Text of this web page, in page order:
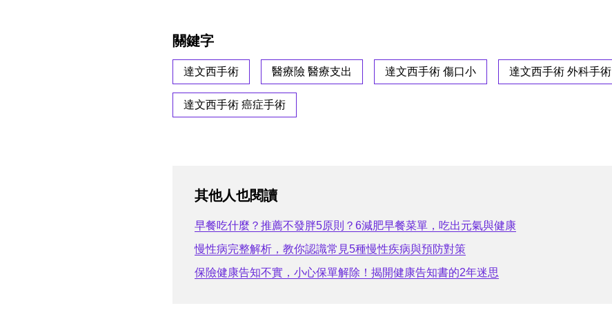
關鍵字
達文西手術 醫療險 醫療支出 達文西手術 傷口小 達文西手術 外科手術
達文西手術 癌症手術
其他人也閱讀
早餐吃什麼？推薦不發胖5原則？6減肥早餐菜單，吃出元氣與健康
慢性病完整解析，教你認識常見5種慢性疾病與預防對策
保險健康告知不實，小心保單解除！揭開健康告知書的2年迷思